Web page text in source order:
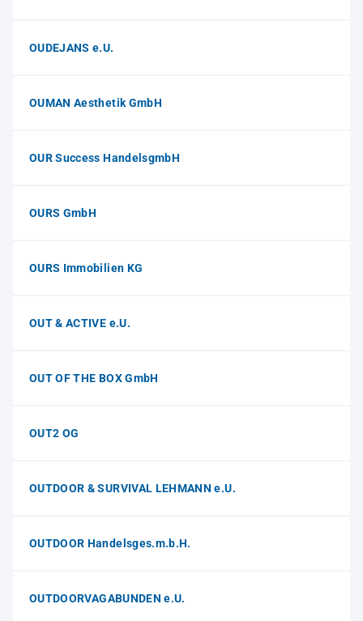
OUDEJANS e.U.
OUMAN Aesthetik GmbH
OUR Success HandelsgmbH
OURS GmbH
OURS Immobilien KG
OUT & ACTIVE e.U.
OUT OF THE BOX GmbH
OUT2 OG
OUTDOOR & SURVIVAL LEHMANN e.U.
OUTDOOR Handelsges.m.b.H.
OUTDOORVAGABUNDEN e.U.